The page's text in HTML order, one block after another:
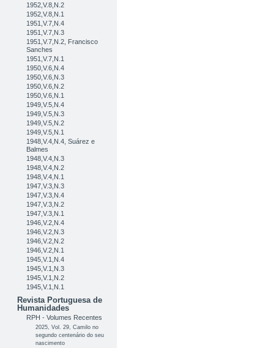
1952,V.8,N.2
1952,V.8,N.1
1951,V.7,N.4
1951,V.7,N.3
1951,V.7,N.2, Francisco
Sanches
1951,V.7,N.1
1950,V.6,N.4
1950,V.6,N.3
1950,V.6,N.2
1950,V.6,N.1
1949,V.5,N.4
1949,V.5,N.3
1949,V.5,N.2
1949,V.5,N.1
1948,V.4,N.4, Suárez e
Balmes
1948,V.4,N.3
1948,V.4,N.2
1948,V.4,N.1
1947,V.3,N.3
1947,V.3,N.4
1947,V.3,N.2
1947,V.3,N.1
1946,V.2,N.4
1946,V.2,N.3
1946,V.2,N.2
1946,V.2,N.1
1945,V.1,N.4
1945,V.1,N.3
1945,V.1,N.2
1945,V.1,N.1
Revista Portuguesa de
Humanidades
RPH - Volumes Recentes
2025, Vol. 29, Camilo no
segundo centenário do seu
nascimento